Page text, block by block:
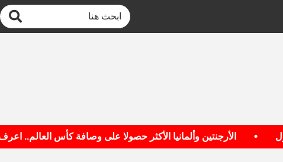
الأرجنتين وألمانيا الأكثر حصولا على وصافة كأس العالم.. اعرف القائمة